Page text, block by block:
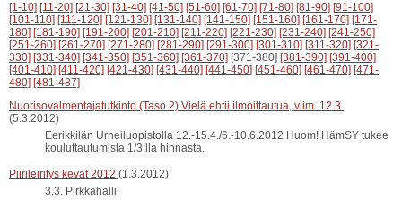
[1-10] [11-20] [21-30] [31-40] [41-50] [51-60] [61-70] [71-80] [81-90] [91-100]
[101-110] [111-120] [121-130] [131-140] [141-150] [151-160] [161-170] [171-
180] [181-190] [191-200] [201-210] [211-220] [221-230] [231-240] [241-250]
[251-260] [261-270] [271-280] [281-290] [291-300] [301-310] [311-320] [321-
330] [331-340] [341-350] [351-360] [361-370] [371-380] [381-390] [391-400]
[401-410] [411-420] [421-430] [431-440] [441-450] [451-460] [461-470] [471-
480] [481-487]
Nuorisovalmentajatutkinto (Taso 2) Vielä ehtii ilmoittautua, viim. 12.3.
(5.3.2012)
Eerikkilän Urheiluopistolla 12.-15.4./6.-10.6.2012 Huom! HämSY tukee
kouluttautumista 1/3:lla hinnasta.
Piirileiritys kevät 2012 (1.3.2012)
3.3. Pirkkahalli